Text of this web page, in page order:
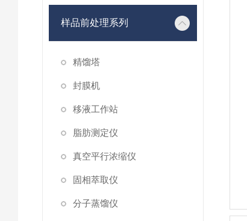
样品前处理系列
精馏塔
封膜机
移液工作站
脂肪测定仪
真空平行浓缩仪
固相萃取仪
分子蒸馏仪